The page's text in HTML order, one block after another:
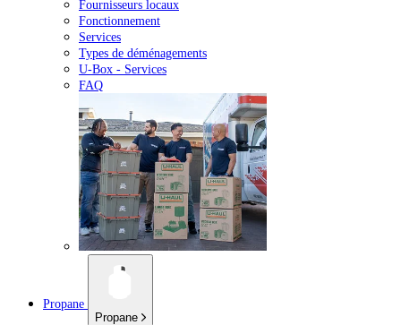
Fournisseurs locaux
Fonctionnement
Services
Types de déménagements
U-Box - Services
FAQ
Propane
Propane